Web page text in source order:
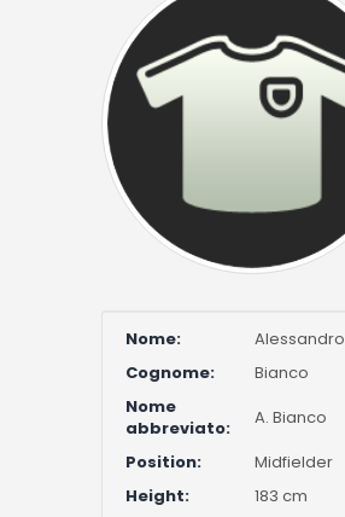
Nome:
Alessandro
Cognome:
Bianco
Nome
abbreviato:
A. Bianco
Position:
Midfielder
Height:
183 cm